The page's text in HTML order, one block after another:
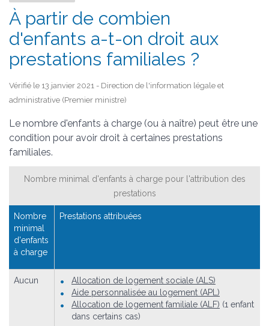
À partir de combien
d'enfants a-t-on droit aux
prestations familiales ?
Vérifié le 13 janvier 2021 - Direction de l'information légale et
administrative (Premier ministre)
Le nombre d'enfants à charge (ou à naître) peut être une
condition pour avoir droit à certaines prestations
familiales.
Nombre minimal d'enfants à charge pour l'attribution des
prestations
Nombre
minimal
d'enfants
à charge
Prestations attribuées
Aucun
Allocation de logement sociale (ALS)
Aide personnalisée au logement (APL)
Allocation de logement familiale (ALF) (1 enfant
dans certains cas)